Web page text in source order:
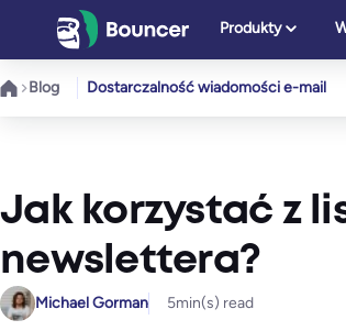
treści
Produkty
Blog Dostarczalność wiadomości e-mail
Jak korzystać z
newslettera?
Michael Gorman 5min(s) read